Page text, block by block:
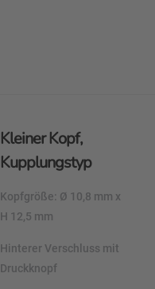
Kleiner Kopf,
Kupplungstyp
Kopfgröße: Ø 10,8 mm x
H 12,5 mm
Hinterer Verschluss mit
Druckknopf